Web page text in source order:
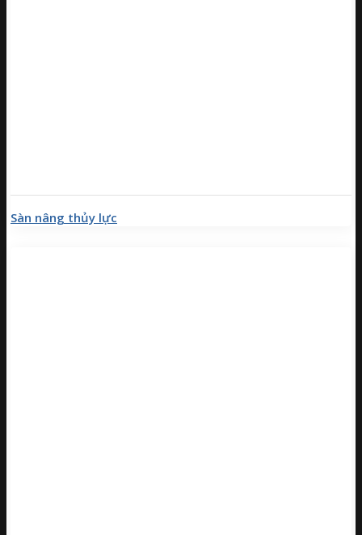
Sàn nâng thủy lực